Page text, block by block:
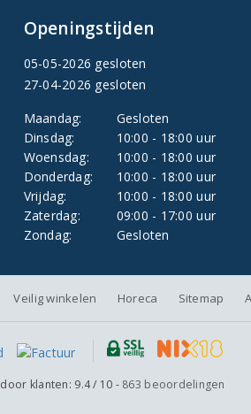
Openingstijden
05-05-2026 gesloten
27-04-2026 gesloten
Maandag:
Gesloten
Dinsdag:
10:00 - 18:00 uur
Woensdag:
10:00 - 18:00 uur
Donderdag:
10:00 - 18:00 uur
Vrijdag:
10:00 - 18:00 uur
Zaterdag:
09:00 - 17:00 uur
Zondag:
Gesloten
Veilig winkelen Horeca Sitemap
door klanten: 9.4/ 10 - 863 beoordelingen